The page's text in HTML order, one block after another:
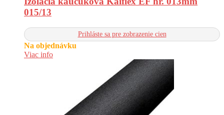
015/13
Prihláste sa pre zobrazenie cien
Na objednávku
Viac info